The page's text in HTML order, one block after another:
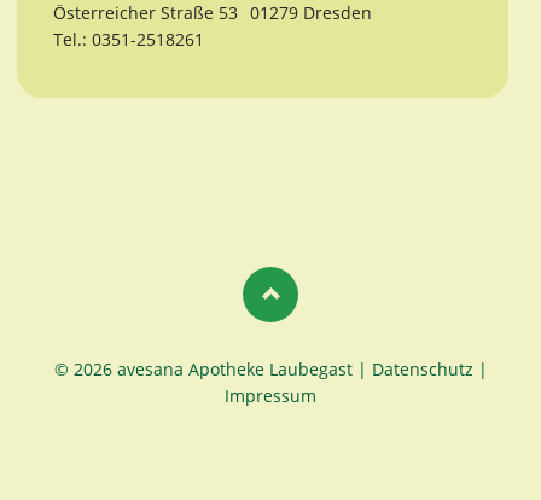
Österreicher Straße 53 01279 Dresden
Tel.: 0351-2518261
© 2026 avesana Apotheke Laubegast | Datenschutz |
Impressum